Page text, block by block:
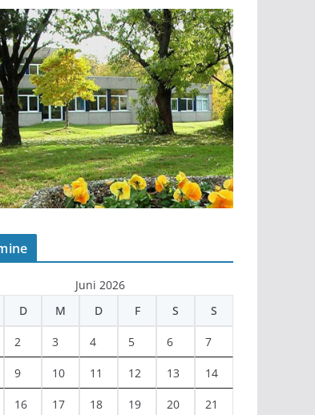
Juni 2026
D M D F S S
2 3 4 5 6 7
9 10 11 12 13 14
16 17 18 19 20 21